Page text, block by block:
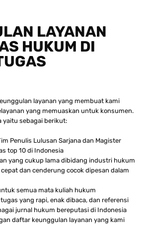
LAYANAN
HUKUM DI
layanan yang membuat kami
yang memuaskan untuk konsumen.
yaitu sebagai berikut:
Penulis Lulusan Sarjana dan Magister
top 10 di Indonesia
yang cukup lama dibidang industri hukum
dan cenderung cocok dipesan dalam
semua mata kuliah hukum
yang rapi, enak dibaca, dan referensi
jurnal hukum bereputasi di Indonesia
daftar keunggulan layanan yang kami